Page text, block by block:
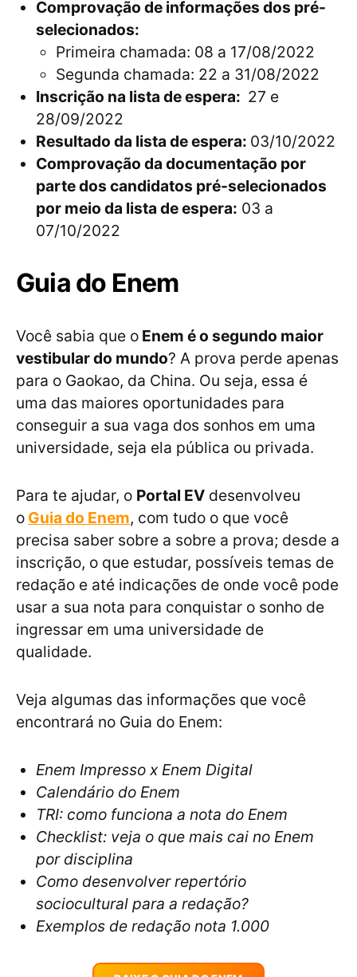
Comprovação de informações dos pré-
selecionados:
Primeira chamada: 08 a 17/08/2022
Segunda chamada: 22 a 31/08/2022
Inscrição na lista de espera: 27 e
28/09/2022
Resultado da lista de espera: 03/10/2022
Comprovação da documentação por
parte dos candidatos pré-selecionados
por meio da lista de espera: 03 a
07/10/2022
Guia do Enem
Você sabia que o Enem é o segundo maior
vestibular do mundo? A prova perde apenas
para o Gaokao, da China. Ou seja, essa é
uma das maiores oportunidades para
conseguir a sua vaga dos sonhos em uma
universidade, seja ela pública ou privada.
Para te ajudar, o Portal EV desenvolveu
o Guia do Enem, com tudo o que você
precisa saber sobre a sobre a prova; desde a
inscrição, o que estudar, possíveis temas de
redação e até indicações de onde você pode
usar a sua nota para conquistar o sonho de
ingressar em uma universidade de
qualidade.
Veja algumas das informações que você
encontrará no Guia do Enem:
Enem Impresso x Enem Digital
Calendário do Enem
TRI: como funciona a nota do Enem
Checklist: veja o que mais cai no Enem
por disciplina
Como desenvolver repertório
sociocultural para a redação?
Exemplos de redação nota 1.000